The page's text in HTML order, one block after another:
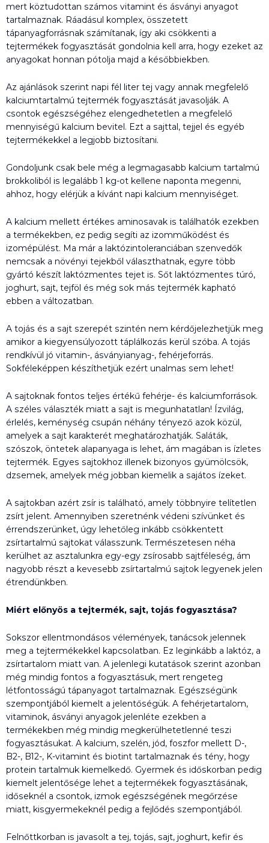
mert köztudottan számos vitamint és ásványi anyagot
tartalmaznak. Ráadásul komplex, összetett
tápanyagforrásnak számítanak, így aki csökkenti a
tejtermékek fogyasztását gondolnia kell arra, hogy ezeket az
anyagokat honnan pótolja majd a későbbiekben.
Az ajánlások szerint napi fél liter tej vagy annak megfelelő
kalciumtartalmú tejtermék fogyasztását javasolják. A
csontok egészségéhez elengedhetetlen a megfelelő
mennyiségű kalcium bevitel. Ezt a sajttal, tejjel és egyéb
tejtermékekkel a legjobb biztosítani.
Gondoljunk csak bele még a legmagasabb kalcium tartalmú
brokkoliból is legalább 1 kg-ot kellene naponta megenni,
ahhoz, hogy elérjük a kívánt napi kalcium mennyiséget.
A kalcium mellett értékes aminosavak is találhatók ezekben
a termékekben, ez pedig segíti az izomműködést és
izomépülést. Ma már a laktózintoleranciában szenvedők
nemcsak a növényi tejekből választhatnak, egyre több
gyártó készít laktózmentes tejet is. Sőt laktózmentes túró,
joghurt, sajt, tejföl és még sok más tejtermék kapható
ebben a változatban.
A tojás és a sajt szerepét szintén nem kérdőjelezhetjük meg
amikor a kiegyensúlyozott táplálkozás kerül szóba. A tojás
rendkívül jó vitamin-, ásványianyag-, fehérjeforrás.
Sokféleképpen készíthetjük ezért unalmas sem lehet!
A sajtoknak fontos teljes értékű fehérje- és kalciumforrások.
A széles választék miatt a sajt is megunhatatlan! Ízvilág,
érlelés, keménység csupán néhány tényező azok közül,
amelyek a sajt karakterét meghatározhatják. Saláták,
szószok, öntetek alapanyaga is lehet, ám magában is ízletes
tejtermék. Egyes sajtokhoz illenek bizonyos gyümölcsök,
dzsemek, amelyek még jobban kiemelik a sajátos ízeket.
A sajtokban azért zsír is található, amely többnyire telítetlen
zsírt jelent. Amennyiben szeretnénk védeni szívünket és
érrendszerünket, úgy lehetőleg inkább csökkentett
zsírtartalmú sajtokat válasszunk. Természetesen néha
kerülhet az asztalunkra egy-egy zsírosabb sajtféleség, ám
nagyobb részt a kevesebb zsírtartalmú sajtok legyenek jelen
étrendünkben.
Miért előnyös a tejtermék, sajt, tojás fogyasztása?
Sokszor ellentmondásos vélemények, tanácsok jelennek
meg a tejtermékekkel kapcsolatban. Ez leginkább a laktóz, a
zsírtartalom miatt van. A jelenlegi kutatások szerint azonban
még mindig fontos a fogyasztásuk, mert rengeteg
létfontosságú tápanyagot tartalmaznak. Egészségünk
szempontjából kiemelt a jelentőségük. A fehérjetartalom,
vitaminok, ásványi anyagok jelenléte ezekben a
termékekben még mindig megkerülhetetlenné teszi
fogyasztásukat. A kalcium, szelén, jód, foszfor mellett D-,
B2-, B12-, K-vitamint és biotint tartalmaznak és tény, hogy
protein tartalmuk kiemelkedő. Gyermek és időskorban pedig
kiemelt jelentősége lehet a tejtermékek fogyasztásának,
időseknél a csontok, izmok egészségének megőrzése
miatt, kisgyermekeknél pedig a fejlődés szempontjából.
Felnőttkorban is javasolt a tej, tojás, sajt, joghurt, kefir és